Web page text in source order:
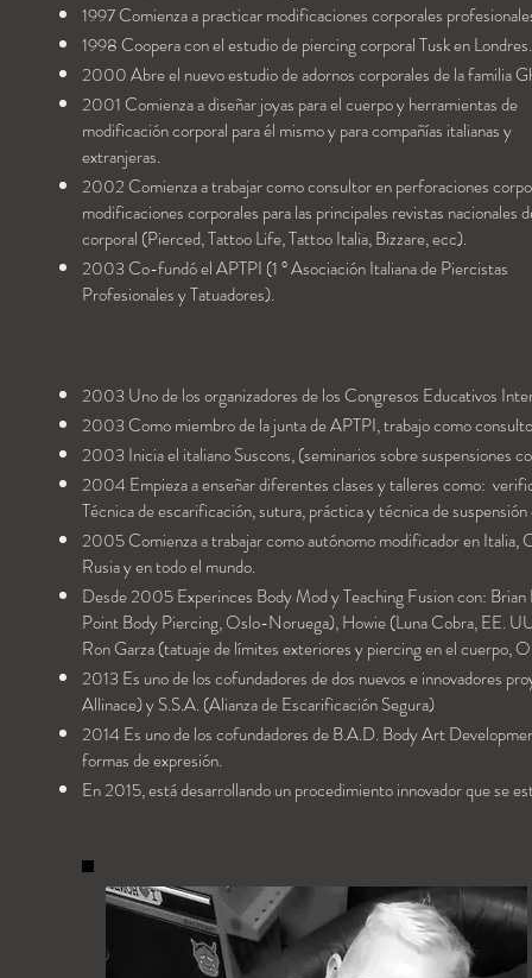
1997 Comienza a practicar modificaciones corporales
1998 Coopera con el estudio de piercing corporal Tusk en Londres.
2000 Abre el nuevo estudio de adornos corporales de la familia
2001 Comienza a diseñar joyas para el cuerpo y herramientas de
modificación corporal para él mismo y para compañías italianas y
extranjeras.
2002 Comienza a trabajar como consultor en perforaciones
modificaciones corporales para las principales revistas nacionales
corporal (Pierced, Tattoo Life, Tattoo Italia, Bizzare, ecc).
2003 Co-fundó el APTPI (1 ° Asociación Italiana de Piercistas
Profesionales y Tatuadores).
2003 Uno de los organizadores de los Congresos Educativos
2003 Como miembro de la junta de APTPI, trabajo como
2003 Inicia el italiano Suscons, (seminarios sobre suspensiones
2004 Empieza a enseñar diferentes clases y talleres como:
Técnica de escarificación, sutura, práctica y técnica de
2005 Comienza a trabajar como autónomo modificador en Italia,
Rusia y en todo el mundo.
Desde 2005 Experinces Body Mod y Teaching Fusion con:
Point Body Piercing, Oslo-Noruega), Howie (Luna Cobra, EE.
Ron Garza (tatuaje de límites exteriores y piercing en el cuerpo,
2013 Es uno de los cofundadores de dos nuevos e innovadores
Allinace) y S.S.A. (Alianza de Escarificación Segura)
2014 Es uno de los cofundadores de B.A.D. Body Art
formas de expresión.
En 2015, está desarrollando un procedimiento innovador que se